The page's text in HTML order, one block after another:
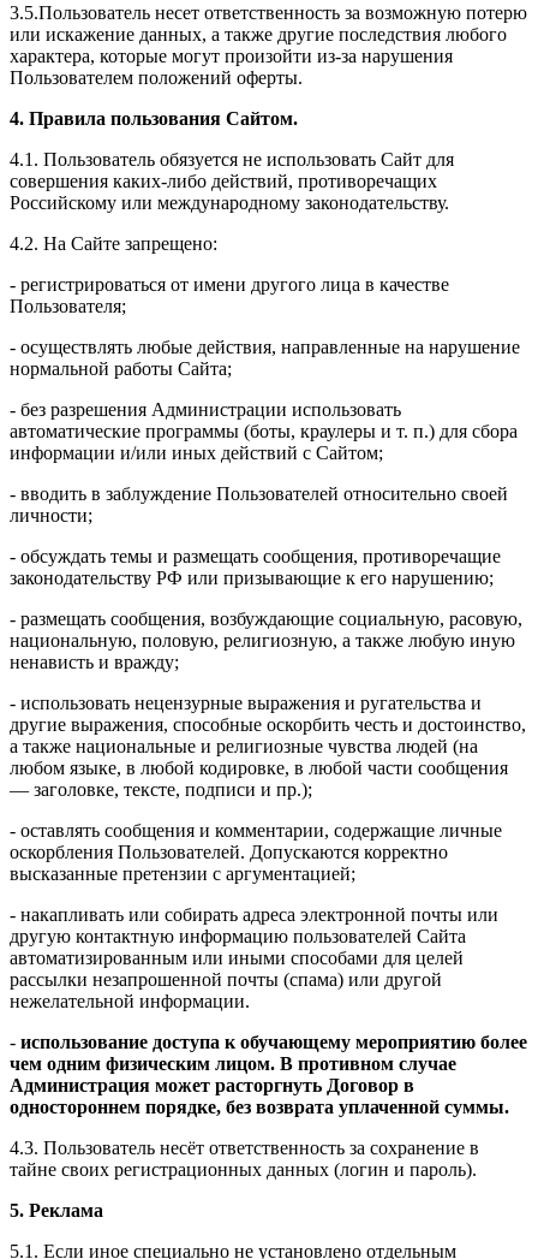
3.5.Пользователь несет ответственность за возможную потерю
или искажение данных, а также другие последствия любого
характера, которые могут произойти из-за нарушения
Пользователем положений оферты.
4. Правила пользования Сайтом.
4.1. Пользователь обязуется не использовать Сайт для
совершения каких-либо действий, противоречащих
Российскому или международному законодательству.
4.2. На Сайте запрещено:
- регистрироваться от имени другого лица в качестве
Пользователя;
- осуществлять любые действия, направленные на нарушение
нормальной работы Сайта;
- без разрешения Администрации использовать
автоматические программы (боты, краулеры и т. п.) для сбора
информации и/или иных действий с Сайтом;
- вводить в заблуждение Пользователей относительно своей
личности;
- обсуждать темы и размещать сообщения, противоречащие
законодательству РФ или призывающие к его нарушению;
- размещать сообщения, возбуждающие социальную, расовую,
национальную, половую, религиозную, а также любую иную
ненависть и вражду;
- использовать нецензурные выражения и ругательства и
другие выражения, способные оскорбить честь и достоинство,
а также национальные и религиозные чувства людей (на
любом языке, в любой кодировке, в любой части сообщения
— заголовке, тексте, подписи и пр.);
- оставлять сообщения и комментарии, содержащие личные
оскорбления Пользователей. Допускаются корректно
высказанные претензии с аргументацией;
- накапливать или собирать адреса электронной почты или
другую контактную информацию пользователей Сайта
автоматизированным или иными способами для целей
рассылки незапрошенной почты (спама) или другой
нежелательной информации.
- использование доступа к обучающему мероприятию более
чем одним физическим лицом. В противном случае
Администрация может расторгнуть Договор в
одностороннем порядке, без возврата уплаченной суммы.
4.3. Пользователь несёт ответственность за сохранение в
тайне своих регистрационных данных (логин и пароль).
5. Реклама
5.1. Если иное специально не установлено отдельным